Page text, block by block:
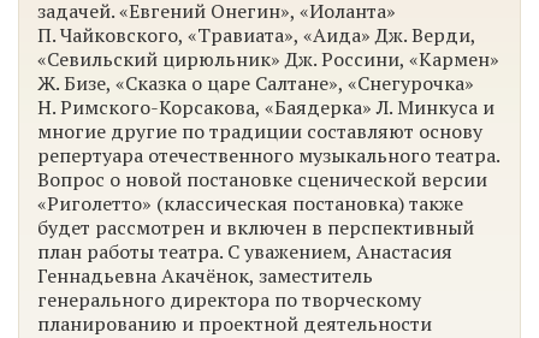
задачей. «Евгений Онегин», «Иоланта»
П. Чайковского, «Травиата», «Аида» Дж. Верди,
«Севильский цирюльник» Дж. Россини, «Кармен»
Ж. Бизе, «Сказка о царе Салтане», «Снегурочка»
Н. Римского-Корсакова, «Баядерка» Л. Минкуса и
многие другие по традиции составляют основу
репертуара отечественного музыкального театра.
Вопрос о новой постановке сценической версии
«Риголетто» (классическая постановка) также
будет рассмотрен и включен в перспективный
план работы театра. С уважением, Анастасия
Геннадьевна Акачёнок, заместитель
генерального директора по творческому
планированию и проектной деятельности